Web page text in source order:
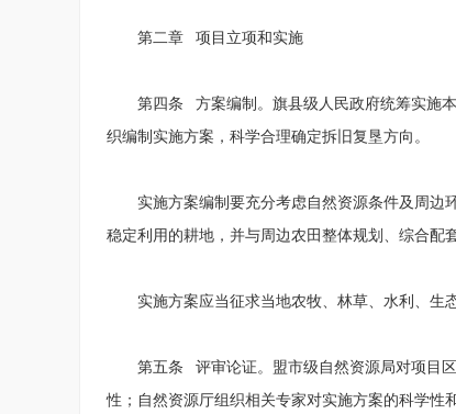
第二章 项目立项和实施
第四条 方案编制。旗县级人民政府统筹实施
织编制实施方案，科学合理确定拆旧复垦方向。
实施方案编制要充分考虑自然资源条件及周边
稳定利用的耕地，并与周边农田整体规划、综合配
实施方案应当征求当地农牧、林草、水利、生
第五条 评审论证。盟市级自然资源局对项目
性；自然资源厅组织相关专家对实施方案的科学性